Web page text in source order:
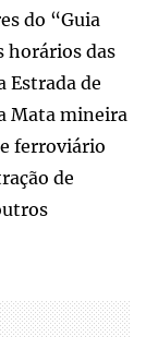
do “Guia
horários das
Estrada de
Mata mineira
ferroviário
de